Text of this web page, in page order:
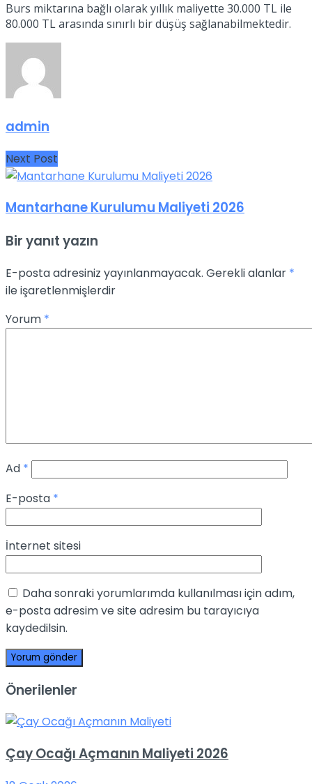
Burs miktarına bağlı olarak yıllık maliyette 30.000 TL ile
80.000 TL arasında sınırlı bir düşüş sağlanabilmektedir.
admin
Next Post
Mantarhane Kurulumu Maliyeti 2026
Bir yanıt yazın
E-posta adresiniz yayınlanmayacak. Gerekli alanlar *
ile işaretlenmişlerdir
Yorum *
Ad *
E-posta *
İnternet sitesi
Daha sonraki yorumlarımda kullanılması için adım,
e-posta adresim ve site adresim bu tarayıcıya
kaydedilsin.
Önerilenler
Çay Ocağı Açmanın Maliyeti 2026